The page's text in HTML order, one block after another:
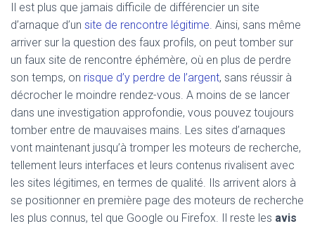
Il est plus que jamais difficile de différencier un site
d’arnaque d’un site de rencontre légitime. Ainsi, sans même
arriver sur la question des faux profils, on peut tomber sur
un faux site de rencontre éphémère, où en plus de perdre
son temps, on risque d’y perdre de l’argent, sans réussir à
décrocher le moindre rendez-vous. A moins de se lancer
dans une investigation approfondie, vous pouvez toujours
tomber entre de mauvaises mains. Les sites d’arnaques
vont maintenant jusqu’à tromper les moteurs de recherche,
tellement leurs interfaces et leurs contenus rivalisent avec
les sites légitimes, en termes de qualité. Ils arrivent alors à
se positionner en première page des moteurs de recherche
les plus connus, tel que Google ou Firefox. Il reste les avis